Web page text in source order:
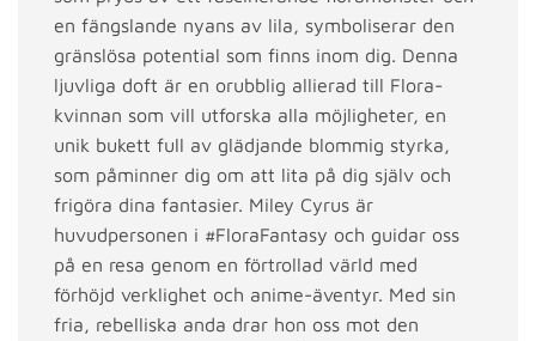
en fängslande nyans av lila, symboliserar den
gränslösa potential som finns inom dig. Denna
ljuvliga doft är en orubblig allierad till Flora-
kvinnan som vill utforska alla möjligheter, en
unik bukett full av glädjande blommig styrka,
som påminner dig om att lita på dig själv och
frigöra dina fantasier. Miley Cyrus är
huvudpersonen i #FloraFantasy och guidar oss
på en resa genom en förtrollad värld med
förhöjd verklighet och anime-äventyr. Med sin
fria, rebelliska anda drar hon oss mot den